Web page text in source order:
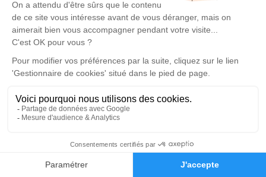
Faire-part Hommages
mémoire de Denis DELMAS.
Cérémonie religieuse
samedi 09 août 2025 à 10h00
Cimetière de la Vaysse de Nègrepelisse
avenue du 19 mars 1962
Je rends hommage